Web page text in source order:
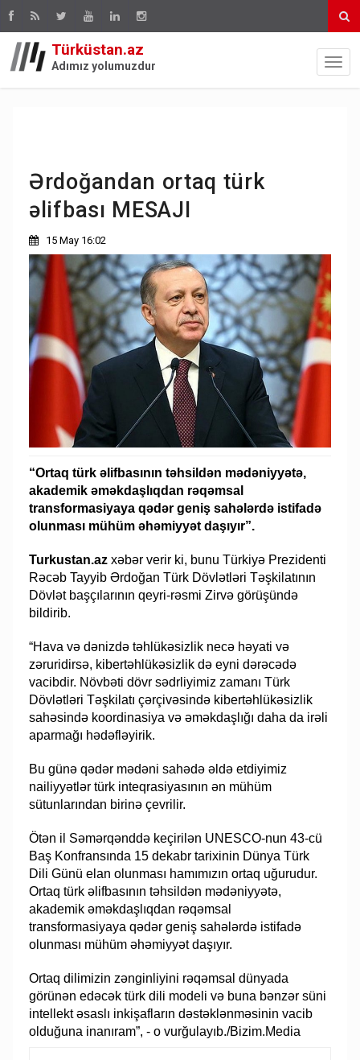
Türküstan.az
Adımız yolumuzdur
Ərdoğandan ortaq türk
əlifbası MESAJI
15 May 16:02
“Ortaq türk əlifbasının təhsildən mədəniyyətə,
akademik əməkdaşlıqdan rəqəmsal
transformasiyaya qədər geniş sahələrdə istifadə
olunması mühüm əhəmiyyət daşıyır”.
Turkustan.az xəbər verir ki, bunu Türkiyə Prezidenti
Rəcəb Tayyib Ərdoğan Türk Dövlətləri Təşkilatının
Dövlət başçılarının qeyri-rəsmi Zirvə görüşündə
bildirib.
“Hava və dənizdə təhlükəsizlik necə həyati və
zəruridirsə, kibertəhlükəsizlik də eyni dərəcədə
vacibdir. Növbəti dövr sədrliyimiz zamanı Türk
Dövlətləri Təşkilatı çərçivəsində kibertəhlükəsizlik
sahəsində koordinasiya və əməkdaşlığı daha da irəli
aparmağı hədəfləyirik.
Bu günə qədər mədəni sahədə əldə etdiyimiz
nailiyyətlər türk inteqrasiyasının ən mühüm
sütunlarından birinə çevrilir.
Ötən il Səmərqənddə keçirilən UNESCO-nun 43-cü
Baş Konfransında 15 dekabr tarixinin Dünya Türk
Dili Günü elan olunması hamımızın ortaq uğurudur.
Ortaq türk əlifbasının təhsildən mədəniyyətə,
akademik əməkdaşlıqdan rəqəmsal
transformasiyaya qədər geniş sahələrdə istifadə
olunması mühüm əhəmiyyət daşıyır.
Ortaq dilimizin zənginliyini rəqəmsal dünyada
görünən edəcək türk dili modeli və buna bənzər süni
intellekt əsaslı inkişafların dəstəklənməsinin vacib
olduğuna inanıram”, - o vurğulayıb./Bizim.Media